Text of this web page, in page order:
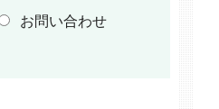
お問い合わせ